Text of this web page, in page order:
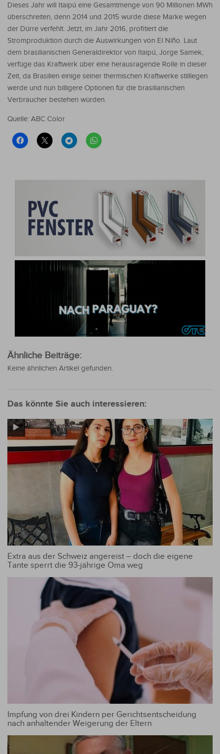
Dieses Jahr will Itaipú eine Gesamtmenge von 90 Millionen MWh
überschreiten, denn 2014 und 2015 wurde diese Marke wegen
der Dürre verfehlt. Jetzt, im Jahr 2016, profitiert die
Stromproduktion durch die Auswirkungen von El Niño. Laut
dem brasilianischen Generaldirektor von Itaipú, Jorge Samek,
verfüge das Kraftwerk über eine herausragende Rolle in dieser
Zeit, da Brasilien einige seiner thermischen Kraftwerke stilllegen
werde und nun billigere Optionen für die brasilianischen
Verbraucher bestehen würden.
Quelle: ABC Color
Ähnliche Beiträge:
Keine ähnlichen Artikel gefunden.
Das könnte Sie auch interessieren:
Extra aus der Schweiz angereist – doch die eigene
Tante sperrt die 93-jährige Oma weg
Impfung von drei Kindern per Gerichtsentscheidung
nach anhaltender Weigerung der Eltern